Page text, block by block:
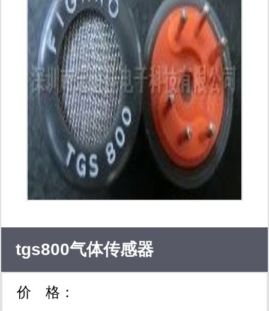
格优势。提前备货，jit交货，缩短元件
交期。 3.集成电路bom供应：对客户
bom表集成电路元件做集中的长期稳定
的配套供应，保证按客户的生产计划交
货，同时简化物流的流的安排。 4.多
余库存处理：提高库存变现率，资金回
笼比率高；降低库存管理成本，增强市
信用和vip优惠政策。 为工程师服务：
原力达电子同时为电子设计工程师提供
开发及试产服务，为电子工程师迅速引
tgs800气体传感器
价 格：